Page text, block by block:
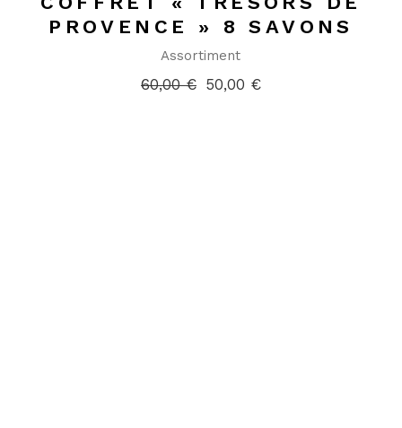
PROVENCE » 8 SAVONS
Assortiment
60,00€ Le
50,00 €
Le